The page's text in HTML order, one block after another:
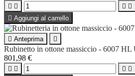
   
 Aggiungi al carrello
 Anteprima 
Rubinetto in ottone massiccio - 6007 HL
801,98 €
   